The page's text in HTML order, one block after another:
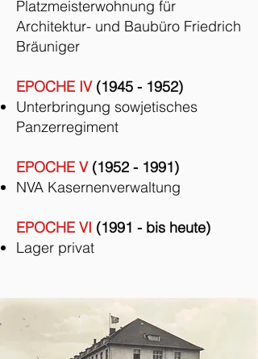
Platzmeisterwohnung für
Architektur- und Baubüro Friedrich
Bräuniger
EPOCHE IV (1945 - 1952)
Unterbringung sowjetisches
Panzerregiment
EPOCHE V (1952 - 1991)
NVA Kasernenverwaltung
EPOCHE VI (1991 - bis heute)
Lager privat